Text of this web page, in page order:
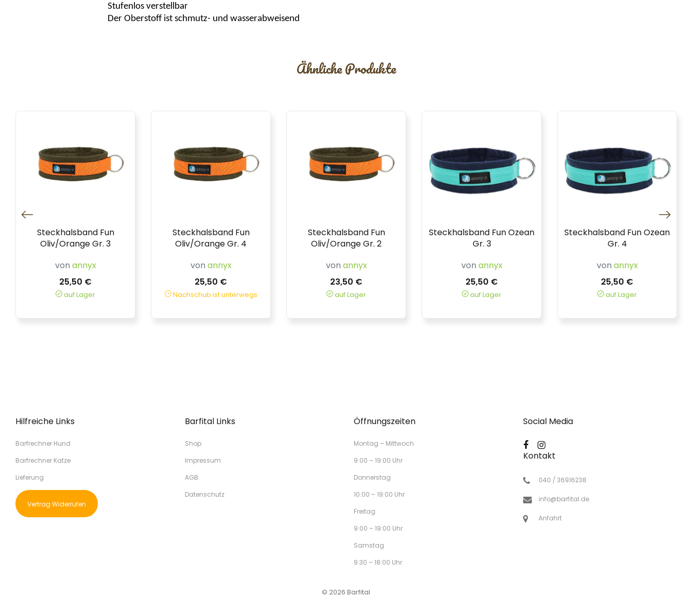
Stufenlos verstellbar
Der Oberstoff ist schmutz- und wasserabweisend
Ähnliche Produkte
Steckhalsband Fun
Oliv/Orange Gr. 3
von annyx
25,50 €
auf Lager
Steckhalsband Fun
Oliv/Orange Gr. 4
von annyx
25,50 €
Nachschub ist unterwegs
Steckhalsband Fun
Oliv/Orange Gr. 2
von annyx
23,50 €
auf Lager
Steckhalsband Fun Ozean
Gr. 3
von annyx
25,50 €
auf Lager
Steckhalsband Fun Ozean
Gr. 4
von annyx
25,50 €
auf Lager
Hilfreiche Links
Barfrechner Hund
Barfrechner Katze
Lieferung
Vertrag Widerrufen
Barfital Links
Shop
Impressum
AGB
Datenschutz
Öffnungszeiten
Montag – Mittwoch
9:00 – 19:00 Uhr
Donnerstag
10:00 – 19:00 Uhr
Freitag
9:00 – 19:00 Uhr
Samstag
9:30 – 18:00 Uhr
Social Media
Kontakt
040 / 36916238
info@barfital.de
Anfahrt
© 2026 Barfital